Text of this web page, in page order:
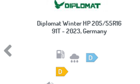
Diplomat Winter HP 205/55R16
91T - 2023, Germany
Previous